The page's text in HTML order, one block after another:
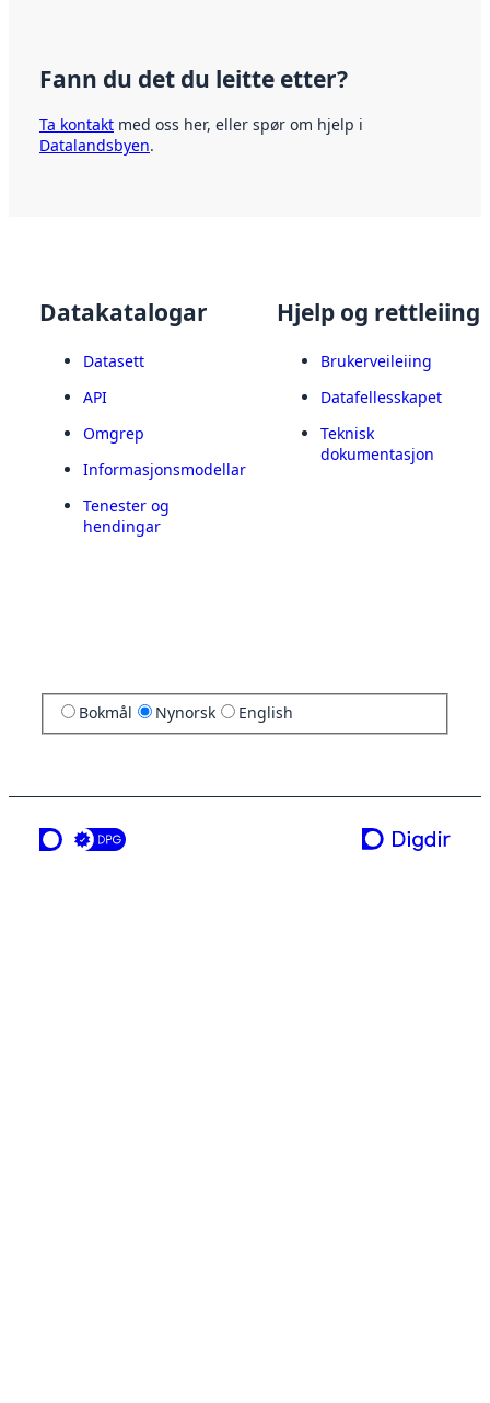
Fann du det du leitte etter?
Ta kontakt med oss her, eller spør om hjelp i
Datalandsbyen.
Datakatalogar
Datasett
API
Omgrep
Informasjonsmodellar
Tenester og
hendingar
Hjelp og rettleiing
Brukerveileiing
Datafellesskapet
Teknisk
dokumentasjon
Bokmål Nynorsk English